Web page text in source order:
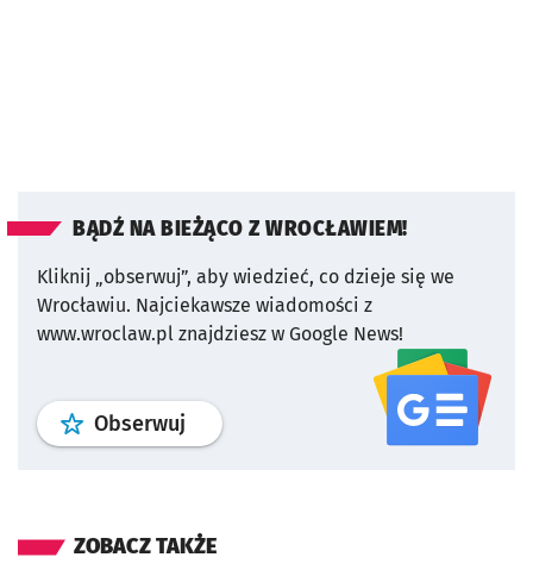
BĄDŹ NA BIEŻĄCO Z WROCŁAWIEM!
Kliknij „obserwuj”, aby wiedzieć, co dzieje się we
Wrocławiu. Najciekawsze wiadomości z
www.wroclaw.pl znajdziesz w Google News!
Obserwuj profil serwisu
ZOBACZ TAKŻE